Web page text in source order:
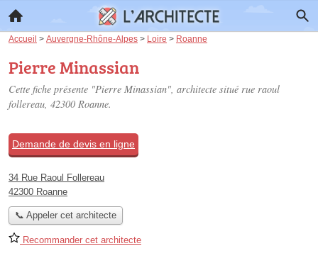
Accueil > Auvergne-Rhône-Alpes > Loire > Roanne
Pierre Minassian
Cette fiche présente "Pierre Minassian", architecte situé rue raoul
follereau, 42300 Roanne.
Demande de devis en ligne
34 Rue Raoul Follereau
42300 Roanne
📞 Appeler cet architecte
Recommander cet architecte